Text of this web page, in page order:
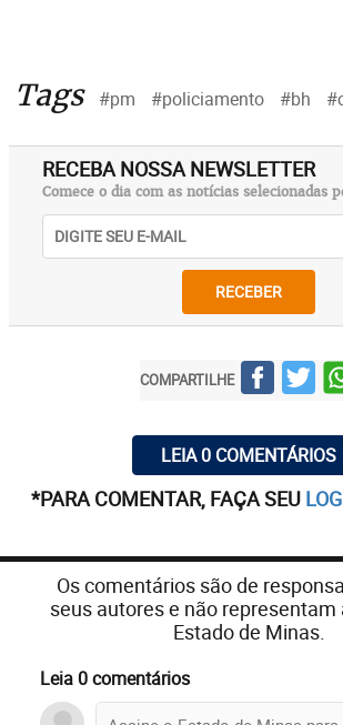
Tags #pm #policiamento #bh
RECEBA NOSSA NEWSLETTER
Comece o dia com as notícias selecionadas
RECEBER
COMPARTILHE
LEIA 0 COMENTÁRIOS
*PARA COMENTAR, FAÇA SEU
Os comentários são de
seus autores e não representam
Estado de Minas.
Leia 0 comentários